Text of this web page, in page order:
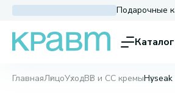
Подарочные
Каталог
ГлавнаяЛицоУходBB и CC кремы